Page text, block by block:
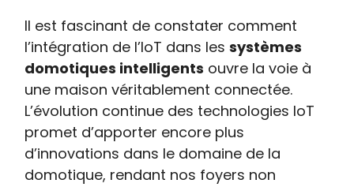
Il est fascinant de constater comment
l’intégration de l’IoT dans lessystèmes
domotiques intelligents ouvre la voie à
une maison véritablement connectée.
L’évolution continue des technologies IoT
promet d’apporter encore plus
d’innovations dans le domaine de la
domotique, rendant nos foyers non